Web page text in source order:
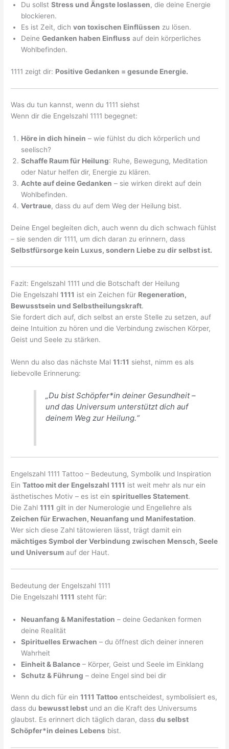
Du sollstStress und Ängste loslassen, die deine Energie
blockieren.
Es ist Zeit, dichvon toxischen Einflüssen zu lösen.
DeineGedanken haben Einfluss auf dein körperliches
Wohlbefinden.
1111 zeigt dir: Positive Gedanken = gesunde Energie.
Was du tun kannst, wenn du 1111 siehst
Wenn dir die Engelszahl 1111 begegnet:
Höre in dich hinein – wie fühlst du dich körperlich und
seelisch?
Schaffe Raum für Heilung: Ruhe, Bewegung, Meditation
oder Natur helfen dir, Energie zu klären.
Achte auf deine Gedanken – sie wirken direkt auf dein
Wohlbefinden.
Vertraue, dass du auf dem Weg der Heilung bist.
Deine Engel begleiten dich, auch wenn du dich schwach fühlst
– sie senden dir 1111, um dich daran zu erinnern, dass
Selbstfürsorge kein Luxus, sondern Liebe zu dir selbst ist.
Fazit: Engelszahl 1111 und die Botschaft der Heilung
Die Engelszahl1111 ist ein Zeichen für Regeneration,
Bewusstsein und Selbstheilungskraft.
Sie fordert dich auf, dich selbst an erste Stelle zu setzen, auf
deine Intuition zu hören und die Verbindung zwischen Körper,
Geist und Seele zu stärken.
Wenn du also das nächste Mal11:11 siehst, nimm es als
liebevolle Erinnerung:
„Du bist Schöpfer*in deiner Gesundheit –
und das Universum unterstützt dich auf
deinem Weg zur Heilung.“
Engelszahl 1111 Tattoo – Bedeutung, Symbolik und Inspiration
EinTattoo mit der Engelszahl 1111 ist weit mehr als nur ein
ästhetisches Motiv – es ist einspirituelles Statement.
Die Zahl1111 gilt in der Numerologie und Engellehre als
Zeichen für Erwachen, Neuanfang und Manifestation.
Wer sich diese Zahl tätowieren lässt, trägt damit ein
mächtiges Symbol der Verbindung zwischen Mensch, Seele
und Universum auf der Haut.
Bedeutung der Engelszahl 1111
Die Engelszahl1111 steht für:
Neuanfang & Manifestation – deine Gedanken formen
deine Realität
Spirituelles Erwachen – du öffnest dich deiner inneren
Wahrheit
Einheit & Balance – Körper, Geist und Seele im Einklang
Schutz & Führung – deine Engel sind bei dir
Wenn du dich für ein1111 Tattoo entscheidest, symbolisiert es,
dass du bewusst lebst und an die Kraft des Universums
glaubst. Es erinnert dich täglich daran, dassdu selbst
Schöpfer*in deines Lebens bist.